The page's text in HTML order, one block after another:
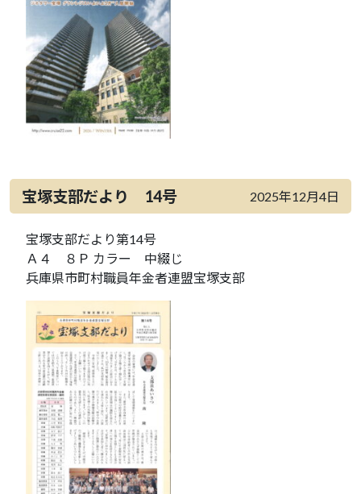
宝塚支部だより 14号 2025年12月4日
宝塚支部だより第14号
Ａ４ ８Ｐ カラー 中綴じ
兵庫県市町村職員年金者連盟宝塚支部